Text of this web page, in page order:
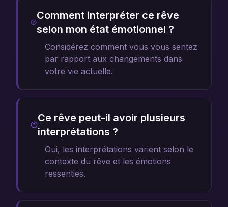
Comment interpréter ce rêve
selon mon état émotionnel ?
Considérez comment vous vous sentez
par rapport aux changements dans
votre vie actuelle.
Ce rêve peut-il avoir plusieurs
interprétations ?
Oui, les interprétations varient selon le
contexte du rêve et les émotions
ressenties.